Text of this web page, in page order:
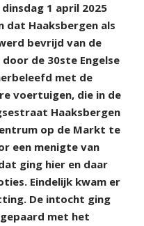
dinsdag 1 april 2025
dat Haaksbergen als
bevrijd van de
de 30ste Engelse
met de
voertuigen, die in de
Haaksbergen
op de Markt te
een menigte van
ging hier en daar
Eindelijk kwam er
De intocht ging
met het